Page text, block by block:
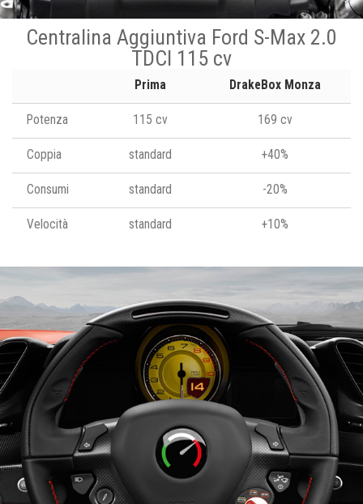
Centralina Aggiuntiva Ford S-Max 2.0
TDCI 115 cv
Prima DrakeBox Monza
Potenza 115 cv 169 cv
Coppia standard +40%
Consumi standard -20%
Velocità standard +10%